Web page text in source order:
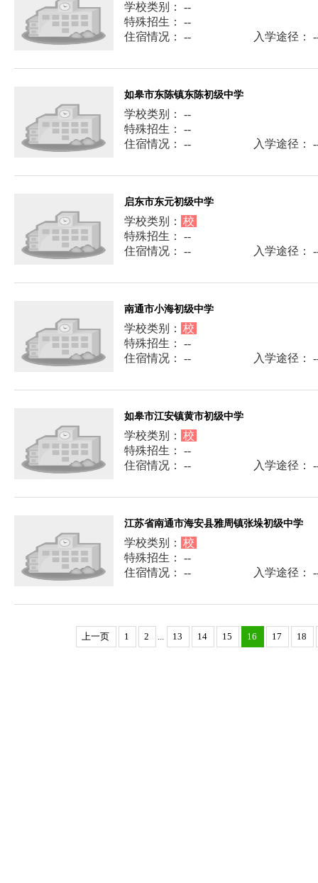
学校类别： --
特殊招生： --
住宿情况： --
入学途径：
如皋市东陈镇东陈初级中学
学校类别： --
特殊招生： --
住宿情况： --
入学途径：
启东市东元初级中学
学校类别： 校
特殊招生： --
住宿情况： --
入学途径：
南通市小海初级中学
学校类别： 校
特殊招生： --
住宿情况： --
入学途径：
如皋市江安镇黄市初级中学
学校类别： 校
特殊招生： --
住宿情况： --
入学途径：
江苏省南通市海安县雅周镇张垛初级中学
学校类别： 校
特殊招生： --
住宿情况： --
入学途径：
上一页 1 2 ... 13 14 15 16 17 18